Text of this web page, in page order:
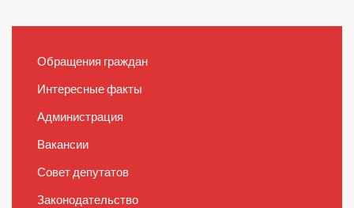
Обращения граждан
Интересные факты
Администрация
Вакансии
Совет депутатов
Законодательство